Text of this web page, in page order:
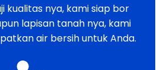
kualitas nya, kami siap bor
lapisan tanah nya, kami
air bersih untuk Anda.